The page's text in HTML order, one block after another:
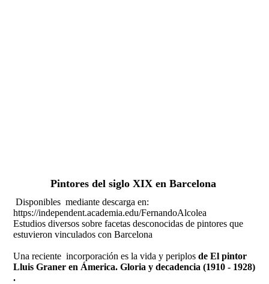
Pintores del siglo XIX en Barcelona
Disponibles mediante descarga en:
https://independent.academia.edu/FernandoAlcolea
Estudios diversos sobre facetas desconocidas de pintores que
estuvieron vinculados con Barcelona
Una reciente incorporación es la vida y periplosde El pintor
Lluis Graner en Ámerica. Gloria y decadencia (1910 - 1928)
.